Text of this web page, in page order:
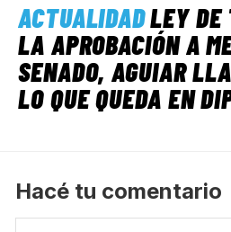
ACTUALIDADLEY DE
LA APROBACIÓN A
SENADO, AGUIAR
LO QUE QUEDA EN
Hacé tu comentario